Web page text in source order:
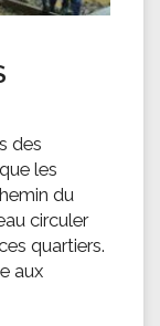
des
les
du
circuler
quartiers.
aux